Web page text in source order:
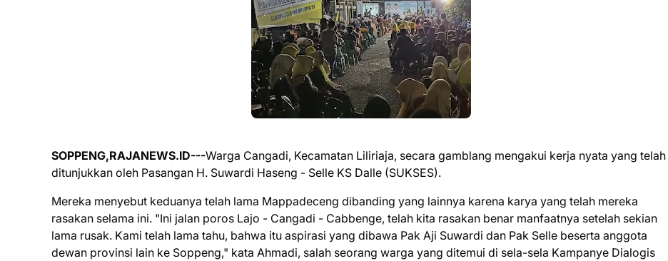
SOPPENG,RAJANEWS.ID---Warga Cangadi, Kecamatan Liliriaja, secara gamblang mengakui kerja nyata yang telah
ditunjukkan oleh Pasangan H. Suwardi Haseng - Selle KS Dalle (SUKSES).
Mereka menyebut keduanya telah lama Mappadeceng dibanding yang lainnya karena karya yang telah mereka
rasakan selama ini. "Ini jalan poros Lajo - Cangadi - Cabbenge, telah kita rasakan benar manfaatnya setelah sekian
lama rusak. Kami telah lama tahu, bahwa itu aspirasi yang dibawa Pak Aji Suwardi dan Pak Selle beserta anggota
dewan provinsi lain ke Soppeng," kata Ahmadi, salah seorang warga yang ditemui di sela-sela Kampanye Dialogis